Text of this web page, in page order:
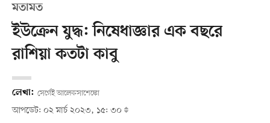
মতামত
ইউক্রেন যুদ্ধ: নিষেধাজ্ঞার এক বছরে
রাশিয়া কতটা কাবু
লেখা: সের্গেই আলেকসাশেঙ্কো
আপডেট: ০২ মার্চ ২০২৩, ১৫: ৩০